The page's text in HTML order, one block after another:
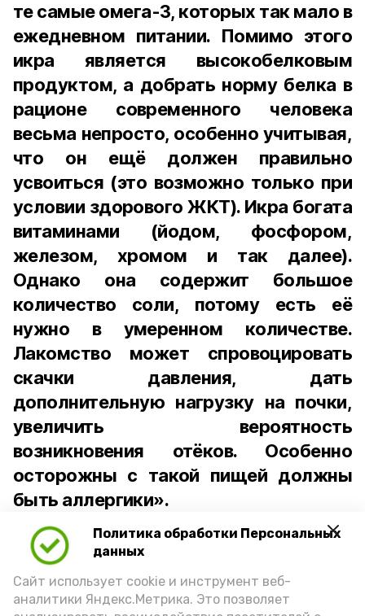
Политика обработки Персональных
данных
Сайт использует cookie и инструмент веб-
аналитики Яндекс.Метрика. Это позволяет
те самые омега-3, которых так мало в
ежедневном питании. Помимо этого
икра является высокобелковым
продуктом, а добрать норму белка в
рационе современного человека
весьма непросто, особенно учитывая,
что он ещё должен правильно
усвоиться (это возможно только при
условии здорового ЖКТ). Икра богата
витаминами (йодом, фосфором,
железом, хромом и так далее).
Однако она содержит большое
количество соли, потому есть её
нужно в умеренном количестве.
Лакомство может спровоцировать
скачки давления, дать
дополнительную нагрузку на почки,
увеличить вероятность
возникновения отёков. Особенно
осторожны с такой пищей должны
быть аллергики».
Для взрослого человека безопасной
порцией икры считается 30-50 граммов
(2-3 ложки). При этом следует обратить
внимание на хлеб, с которым она